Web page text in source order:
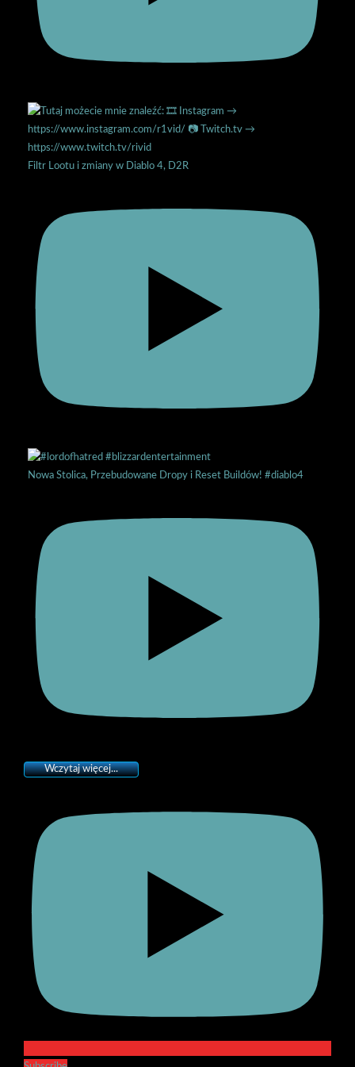
Filtr Lootu i zmiany w Diablo 4, D2R
Nowa Stolica, Przebudowane Dropy i Reset Buildów! #diablo4
Wczytaj więcej...